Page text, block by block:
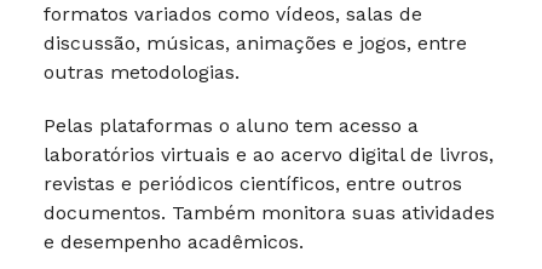
formatos variados como vídeos, salas de
discussão, músicas, animações e jogos, entre
outras metodologias.
Pelas plataformas o aluno tem acesso a
laboratórios virtuais e ao acervo digital de livros,
revistas e periódicos científicos, entre outros
documentos. Também monitora suas atividades
e desempenho acadêmicos.